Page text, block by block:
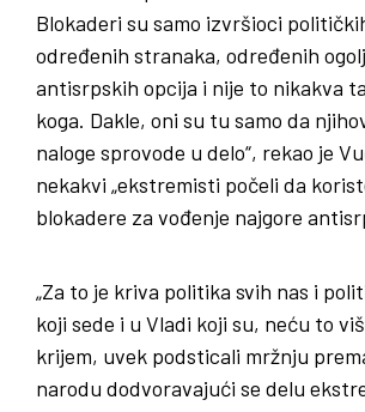
Blokaderi su samo izvršioci
određenih stranaka, određenih
antisrpskih opcija i nije to nikakva
koga. Dakle, oni su tu samo da
naloge sprovode u delo“, rekao je
nekakvi „ekstremisti počeli da
blokadere za vođenje najgore
„Za to je kriva politika svih nas i
koji sede i u Vladi koji su, neću to
krijem, uvek podsticali mržnju
narodu dodvoravajući se delu